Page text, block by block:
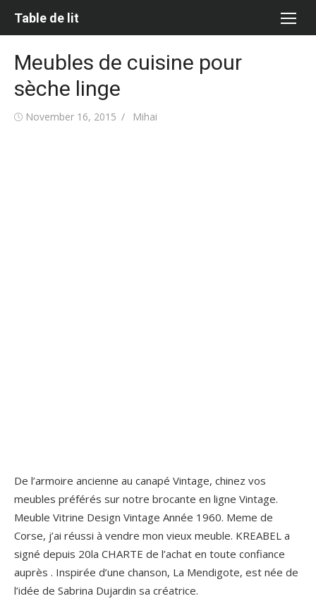
Table de lit
Meubles de cuisine pour
sèche linge
Posted
November 16, 2015 Author
Mihai
De l’armoire ancienne au canapé Vintage, chinez vos
meubles préférés sur notre brocante en ligne Vintage.
Meuble Vitrine Design Vintage Année 1960. Meme de
Corse, j’ai réussi à vendre mon vieux meuble. KREABEL a
signé depuis 20la CHARTE de l’achat en toute confiance
auprès . Inspirée d’une chanson, La Mendigote, est née de
l’idée de Sabrina Dujardin sa créatrice.